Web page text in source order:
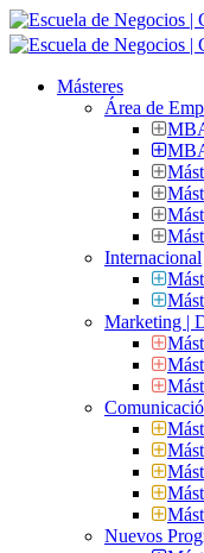
Másteres
Área de
Internacional
Marketing |
Nuevos